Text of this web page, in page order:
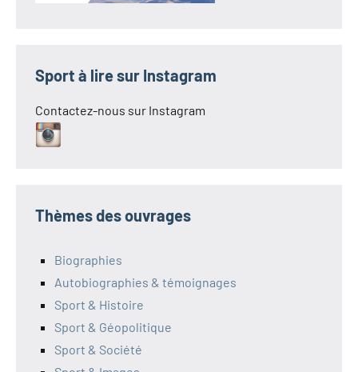
Sport à lire sur Instagram
Contactez-nous sur Instagram
Thèmes des ouvrages
Biographies
Autobiographies & témoignages
Sport & Histoire
Sport & Géopolitique
Sport & Société